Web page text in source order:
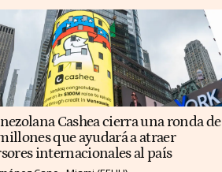
Cashea cierra una ronda de
que ayudará a atraer
internacionales al país